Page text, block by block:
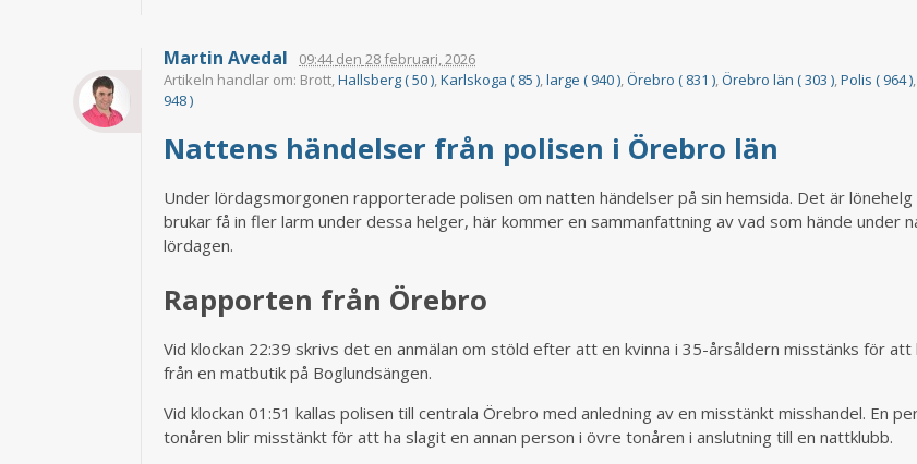
Martin Avedal 09:44den 28 februari, 2026
Artikeln handlar om: Brott,Hallsberg ( 50 ),Karlskoga ( 85 ),large ( 940 ),Örebro ( 831 ),Örebro län ( 303 ),Polis ( 964 )
948 )
Nattens händelser från polisen i Örebro län
Under lördagsmorgonen rapporterade polisen om natten händelser på sin hemsida. Det är lönehelg
brukar få in fler larm under dessa helger, här kommer en sammanfattning av vad som hände under
lördagen.
Rapporten från Örebro
Vid klockan 22:39 skrivs det en anmälan om stöld efter att en kvinna i 35-årsåldern misstänks för
från en matbutik på Boglundsängen.
Vid klockan 01:51 kallas polisen till centrala Örebro med anledning av en misstänkt misshandel. En
tonåren blir misstänkt för att ha slagit en annan person i övre tonåren i anslutning till en nattklubb.